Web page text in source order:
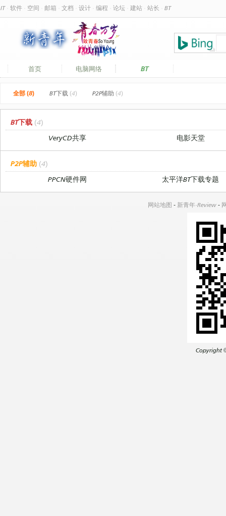
IT· 软件 空间 邮箱 文档 设计 编程 论坛 建站 站长 BT
首页 电脑网络 BT
全部 (8) BT下载 (4) P2P辅助 (4)
BT下载 (4)
VeryCD共享
电影天堂
P2P辅助 (4)
PPCN硬件网
太平洋BT下载专题
网站地图 - 新青年·Review -
Copyright